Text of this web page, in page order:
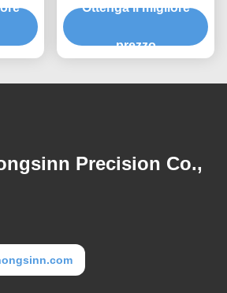
inossidabile alluminio 4
Ottenga il migliore
prezzo
Precision Co.,